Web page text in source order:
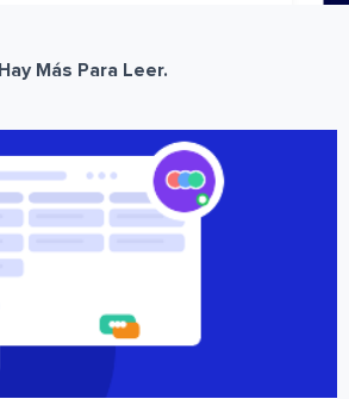
Hay Más Para Leer.